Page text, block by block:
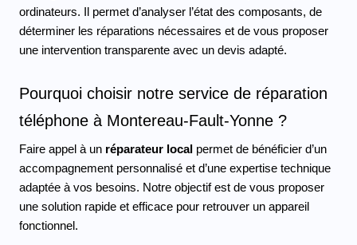
ordinateurs. Il permet d’analyser l’état des composants, de
déterminer les réparations nécessaires et de vous proposer
une intervention transparente avec un devis adapté.
Pourquoi choisir notre service de réparation
téléphone à Montereau-Fault-Yonne ?
Faire appel à un réparateur local permet de bénéficier d’un
accompagnement personnalisé et d’une expertise technique
adaptée à vos besoins. Notre objectif est de vous proposer
une solution rapide et efficace pour retrouver un appareil
fonctionnel.